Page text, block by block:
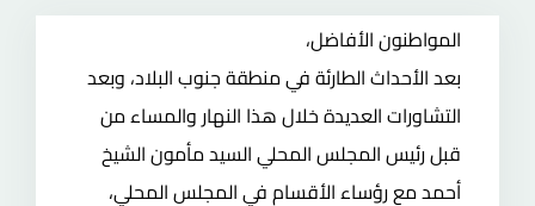
صفحة المجلس
المواطنون الأفاضل،
بعد الأحداث الطارئة في منطقة جنوب البلاد، وبعد
التشاورات العديدة خلال هذا النهار والمساء من
قبل رئيس المجلس المحلي السيد مأمون الشيخ
أحمد مع رؤساء الأقسام في المجلس المحلي،